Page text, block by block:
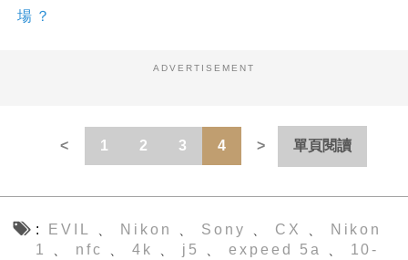
場？
ADVERTISEMENT
1 2 3 4 單頁閱讀
EVIL Nikon Sony CX
Nikon
1
nfc 4k j5 expeed 5a
10-